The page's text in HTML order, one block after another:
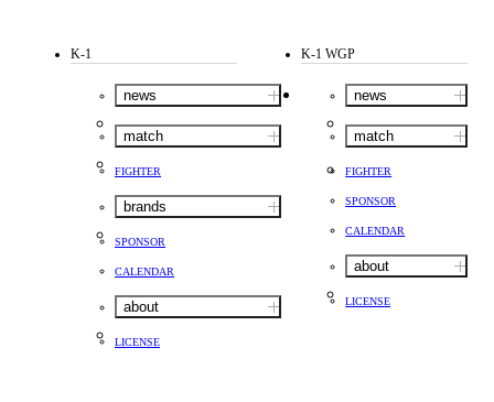
K-1
news
match
FIGHTER
brands
SPONSOR
CALENDAR
about
LICENSE
K-1 WGP
news
match
FIGHTER
SPONSOR
CALENDAR
about
LICENSE